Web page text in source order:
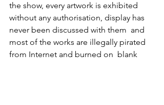
the show, every artwork is exhibited
without any authorisation, display has
never been discussed with them  and
most of the works are illegally pirated
from Internet and burned on  blank